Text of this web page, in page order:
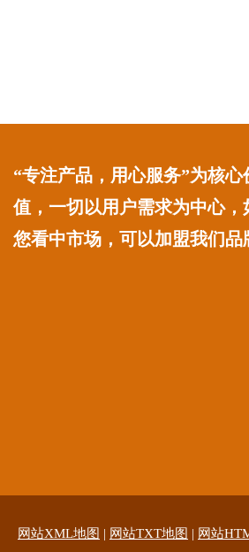
“专注产品，用心服务”为核心
值，一切以用户需求为中心，
您看中市场，可以加盟我们品
网站XML地图 | 网站TXT地图 | 网站